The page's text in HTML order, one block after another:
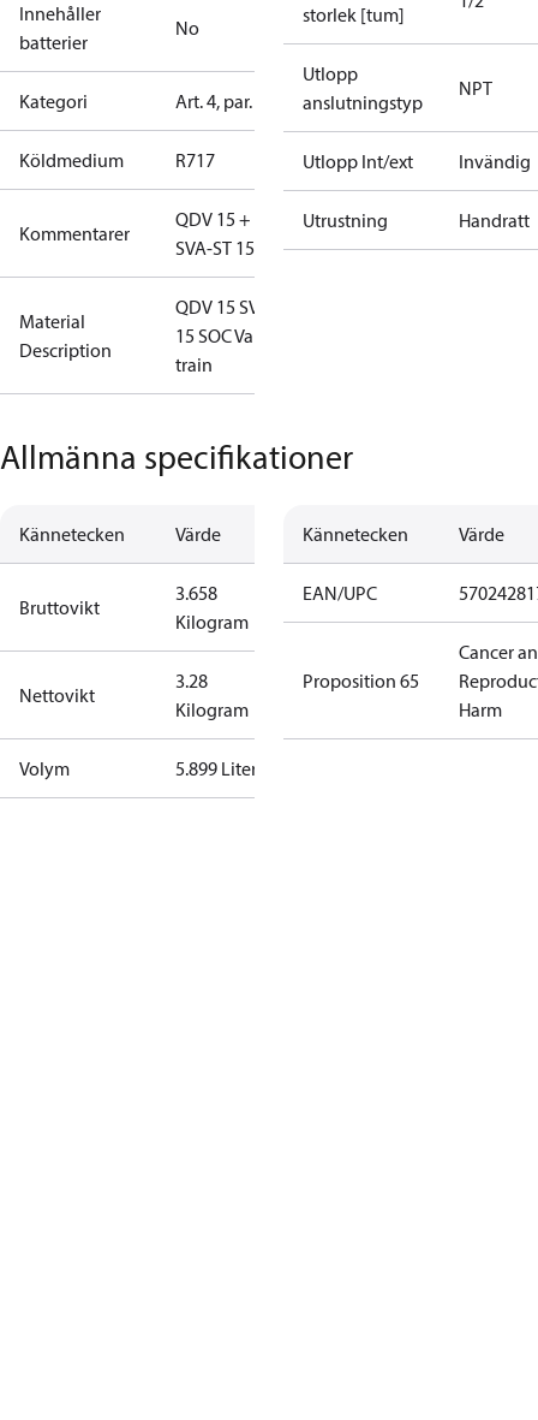
Innehåller
batterier
No
Kategori Art. 4, par. 3
Köldmedium R717
Kommentarer
QDV 15 +
SVA-ST 15
Material
Description
QDV 15 SVA
15 SOC Valve
train
storlek [tum]
Utlopp
anslutningstyp
NPT
Utlopp Int/ext Invändig
Utrustning Handratt
Allmänna specifikationer
Kännetecken Värde
Bruttovikt
3.658
Kilogram
Nettovikt
3.28
Kilogram
Volym 5.899 Liter
Kännetecken Värde
EAN/UPC
Proposition 65
Cancer
Harm